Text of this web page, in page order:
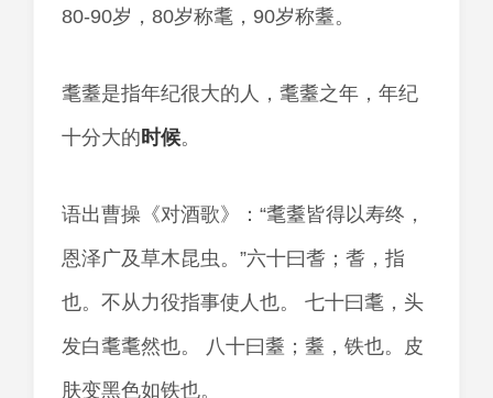
80-90岁，80岁称耄，90岁称耋。
耄耋是指年纪很大的人，耄耋之年，年纪
十分大的时候。
语出曹操《对酒歌》：“耄耋皆得以寿终，
恩泽广及草木昆虫。”六十曰耆；耆，指
也。不从力役指事使人也。 七十曰耄，头
发白耄耄然也。 八十曰耋；耋，铁也。皮
肤变黑色如铁也。